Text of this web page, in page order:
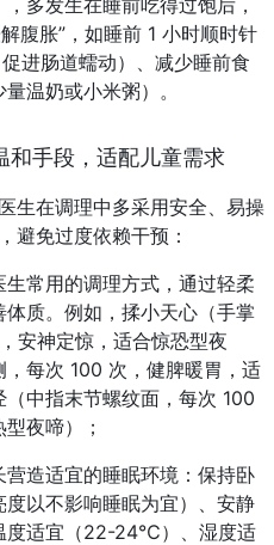
腹胀”，如睡前 1 小时顺时针
进肠道蠕动）、减少睡前食
温奶或小米粥）。
和手段，适配儿童需求
生在调理中多采用安全、易操
避免过度依赖干预：
生常用的调理方式，通过轻柔
质。例如，揉小天心（手掌
安神定惊，适合惊恐型夜
每次 100 次，健脾暖胃，适
中指末节螺纹面，每次 100
夜啼）；
营造适宜的睡眠环境：保持卧
以不影响睡眠为宜）、安静
度适宜（22-24℃）、湿度适